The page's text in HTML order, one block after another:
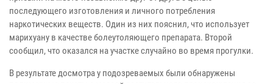
последующего изготовления и личного потребления
наркотических веществ. Один из них пояснил, что использует
марихуану в качестве болеутоляющего препарата. Второй
сообщил, что оказался на участке случайно во время прогулки.
В результате досмотра у подозреваемых были обнаружены